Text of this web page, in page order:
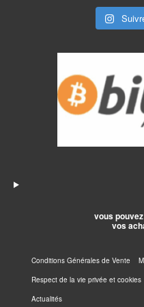
vous
vos
Conditions Générales de Vente
Respect de la vie privée et cookies
Actualités